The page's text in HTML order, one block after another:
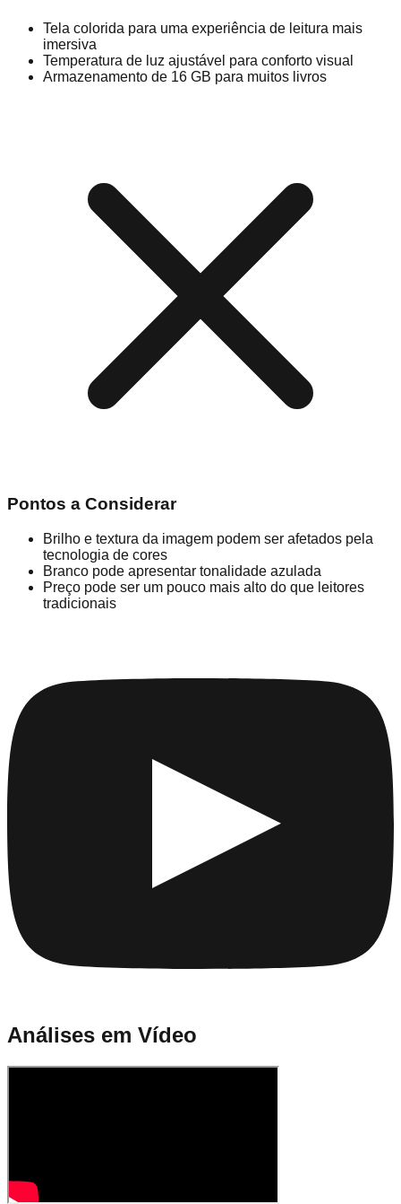
Tela colorida para uma experiência de leitura mais
imersiva
Temperatura de luz ajustável para conforto visual
Armazenamento de 16 GB para muitos livros
Pontos a Considerar
Brilho e textura da imagem podem ser afetados pela
tecnologia de cores
Branco pode apresentar tonalidade azulada
Preço pode ser um pouco mais alto do que leitores
tradicionais
Análises em Vídeo